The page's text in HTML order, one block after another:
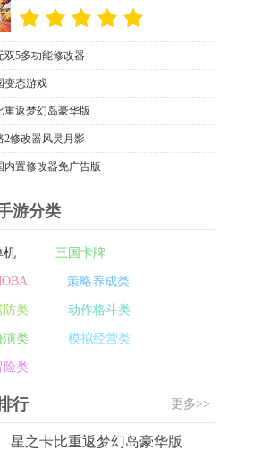
双5多功能修改器
变态游戏
重返梦幻岛豪华版
2修改器风灵月影
内置修改器免广告版
游分类
机 三国卡牌
策略养成类
防类 动作格斗类
演类 模拟经营类
险类
行 更多>>
星之卡比重返梦幻岛豪华版